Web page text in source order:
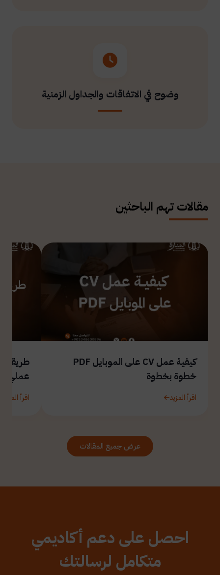
وضوح في الاتفاقات والجداول الزمنية
مقالات تهم الباحثين
كيفية عمل CV على الموبايل PDF
خطوة بخطوة
اقرأ المزيد
طريقة
عملي
اقرأ المزيد
عرض جميع المقالات
احصل على دعم أكاديمي
متكامل لرسالتك